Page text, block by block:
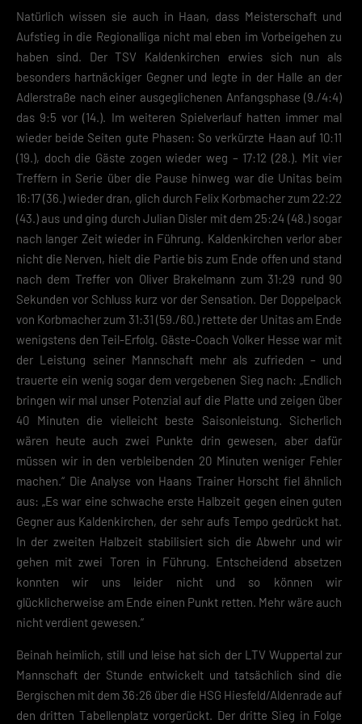
Natürlich wissen sie auch in Haan, dass Meisterschaft und
Aufstieg in die Regionalliga nicht mal eben im Vorbeigehen zu
haben sind. Der TSV Kaldenkirchen erwies sich nun als
besonders hartnäckiger Gegner und legte in der Halle an der
Adlerstraße nach einer ausgeglichenen Anfangsphase (9./4:4)
das 9:5 vor (14.). Im weiteren Spielverlauf hatten immer mal
wieder beide Seiten gute Phasen: So verkürzte Haan auf 10:11
(19.), doch die Gäste zogen wieder weg – 17:12 (28.). Mit vier
Treffern in Serie über die Pause hinweg war die Unitas beim
16:17 (36.) wieder dran, glich durch Felix Korbmacher zum 22:22
(43.) aus und ging durch Julian Disler mit dem 25:24 (48.) sogar
nach langer Zeit wieder in Führung. Kaldenkirchen verlor aber
nicht die Nerven, hielt die Partie bis zum Ende offen und stand
nach dem Treffer von Oliver Brakelmann zum 31:29 rund 90
Sekunden vor Schluss kurz vor der Sensation. Der Doppelpack
von Korbmacher zum 31:31 (59./60.) rettete der Unitas am Ende
wenigstens den Teil-Erfolg. Gäste-Coach Volker Hesse war mit
der Leistung seiner Mannschaft mehr als zufrieden – und
trauerte ein wenig sogar dem vergebenen Sieg nach: „Endlich
bringen wir mal unser Potenzial auf die Platte und zeigen über
40 Minuten die vielleicht beste Saisonleistung. Sicherlich
wären heute auch zwei Punkte drin gewesen, aber dafür
müssen wir in den verbleibenden 20 Minuten weniger Fehler
machen.“ Die Analyse von Haans Trainer Horscht fiel ähnlich
aus: „Es war eine schwache erste Halbzeit gegen einen guten
Gegner aus Kaldenkirchen, der sehr aufs Tempo gedrückt hat.
In der zweiten Halbzeit stabilisiert sich die Abwehr und wir
gehen mit zwei Toren in Führung. Entscheidend absetzen
konnten wir uns leider nicht und so können wir
glücklicherweise am Ende einen Punkt retten. Mehr wäre auch
nicht verdient gewesen.“
Beinah heimlich, still und leise hat sich der LTV Wuppertal zur
Mannschaft der Stunde entwickelt und tatsächlich sind die
Bergischen mit dem 36:26 über die HSG Hiesfeld/Aldenrade auf
den dritten Tabellenplatz vorgerückt. Der dritte Sieg in Folge